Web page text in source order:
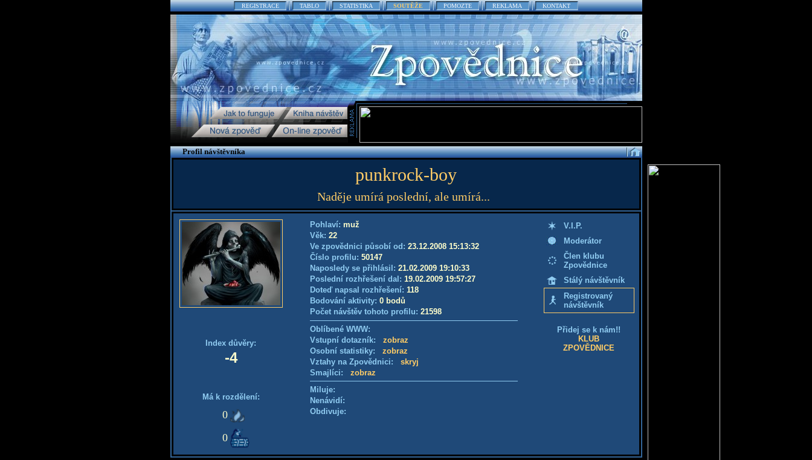
REGISTRACE TABLO STATISTIKA SOUTĚŽE POMOZTE REKLAMA KONTAKT
Profil návštěvníka
punkrock-boy
Naděje umírá poslední, ale umírá...
Index důvěry:
-4
Má k rozdělení:
0
0
Pohlaví: muž
Věk: 22
Ve zpovědnici působí od: 23.12.2008 15:13:32
Číslo profilu: 50147
Naposledy se přihlásil: 21.02.2009 19:10:33
Poslední rozhřešení dal: 19.02.2009 19:57:27
Doteď napsal rozhřešení: 118
Bodování aktivity: 0 bodů
Počet návštěv tohoto profilu: 21598
Oblíbené WWW:
Vstupní dotazník: zobraz
Osobní statistiky: zobraz
Vztahy na Zpovědnici: skryj
Smajlíci: zobraz
Miluje:
Nenávidí:
Obdivuje:
V.I.P.
Moderátor
Člen klubu
Zpovědnice
Stálý návštěvník
Registrovaný
návštěvník
Přidej se k nám!!
KLUB
ZPOVĚDNICE